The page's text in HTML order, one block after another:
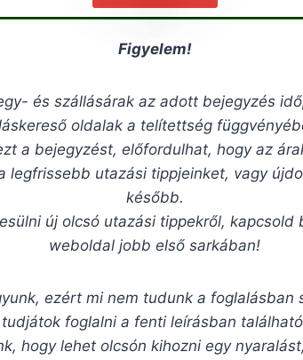
Figyelem!
és szállásárak az adott bejegyzés
oldalak a telítettség
a bejegyzést, előfordulhat, hogy az
legfrissebb utazási tippjeinket, vagy
később.
új olcsó utazási tippekről, kapcsold
weboldal jobb első sarkában!
ezért mi nem tudunk a foglalásban
foglalni a fenti leírásban
hogy lehet olcsón kihozni egy